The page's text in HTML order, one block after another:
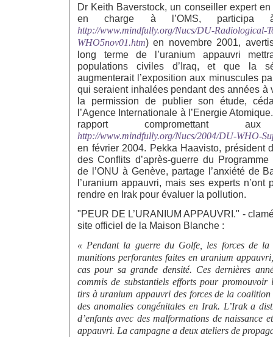
Dr Keith Baverstock, un conseiller expert
en charge à l’OMS,
http://www.mindfully.org/Nucs/DU-Radiological-
WHO5nov01.htm) en novembre 2001,
long terme de l’uranium appauvri
populations civiles d’Iraq, et que la
augmenterait l’exposition aux minuscules
qui seraient inhalées pendant des années à
la permission de publier son étude,
l’Agence Internationale à l’Energie
rapport compromettant
http://www.mindfully.org/Nucs/2004/DU-WHO-
en février 2004. Pekka Haavisto, président
des Conflits d’après-guerre du Programme
de l’ONU à Genève, partage l’anxiété de
l’uranium appauvri, mais ses experts n’ont
rendre en Irak pour évaluer la pollution.
"PEUR DE L’URANIUM APPAUVRI." -
site officiel de la Maison Blanche :
« Pendant la guerre du Golfe, les forces de
munitions perforantes faites en uranium
cas pour sa grande densité. Ces dernières
commis de substantiels efforts pour promouvoir
tirs à uranium appauvri des forces de la coalition
des anomalies congénitales en Irak. L’Irak a
d’enfants avec des malformations de naissance
appauvri. La campagne a deux ateliers de